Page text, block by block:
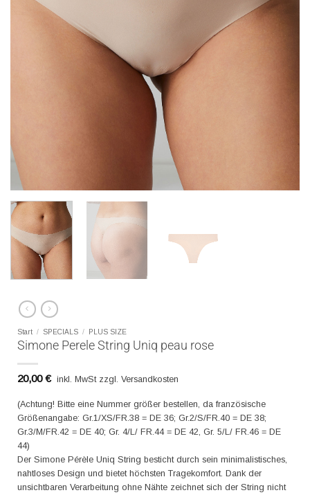
Start / SPECIALS / PLUS SIZE
Simone Perele String Uniq peau rose
20,00€ inkl. MwSt zzgl. Versandkosten
(Achtung! Bitte eine Nummer größer bestellen, da französische
Größenangabe: Gr.1/XS/FR.38 = DE 36; Gr.2/S/FR.40 = DE 38;
Gr.3/M/FR.42 = DE 40; Gr. 4/L/ FR.44 = DE 42, Gr. 5/L/ FR.46 = DE
44)
Der Simone Pérèle Uniq String besticht durch sein minimalistisches,
nahtloses Design und bietet höchsten Tragekomfort. Dank der
unsichtbaren Verarbeitung ohne Nähte zeichnet sich der String nicht